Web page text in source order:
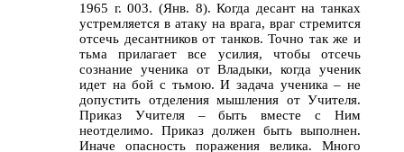
1965 г. 003. (Янв. 8). Когда десант на танках
устремляется в атаку на врага, враг стремится
отсечь десантников от танков. Точно так же и
тьма прилагает все усилия, чтобы отсечь
сознание ученика от Владыки, когда ученик
идет на бой с тьмою. И задача ученика – не
допустить отделения мышления от Учителя.
Приказ Учителя – быть вместе с Ним
неотделимо. Приказ должен быть выполнен.
Иначе опасность поражения велика. Много